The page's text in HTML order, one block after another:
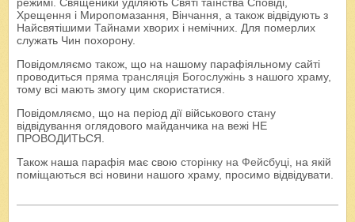
режимі. Священики уділяють Святі таїнства Сповіді,
Хрещення і Миропомазання, Вінчання, а також відвідують з
Найсвятішими Тайнами хворих і немічних. Для померлих
служать Чин похорону.
Повідомляємо також, що на нашому парафіяльному сайті
проводиться пряма трансляція Богослужінь з нашого храму,
тому всі мають змогу цим скористатися.
Повідомляємо, що на період дії військового стану
відвідування оглядового майданчика на вежі НЕ
ПРОВОДИТЬСЯ.
Також наша парафія має свою сторінку на Фейсбуці, на якій
поміщаються всі новини нашого храму, просимо відвідувати.